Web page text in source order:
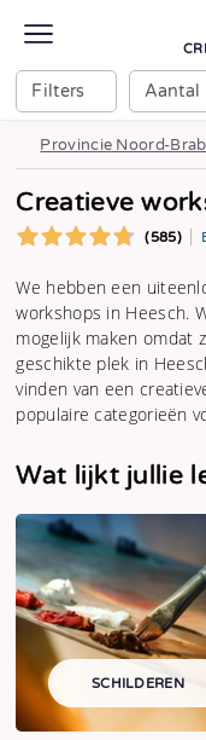
Filters Aantal
Provincie Noord-
Creatieve
(585)
We hebben een
workshops in Heesch.
mogelijk maken omdat
geschikte plek in
vinden van een
populaire categorieën
Wat lijkt jullie
SCHILDEREN